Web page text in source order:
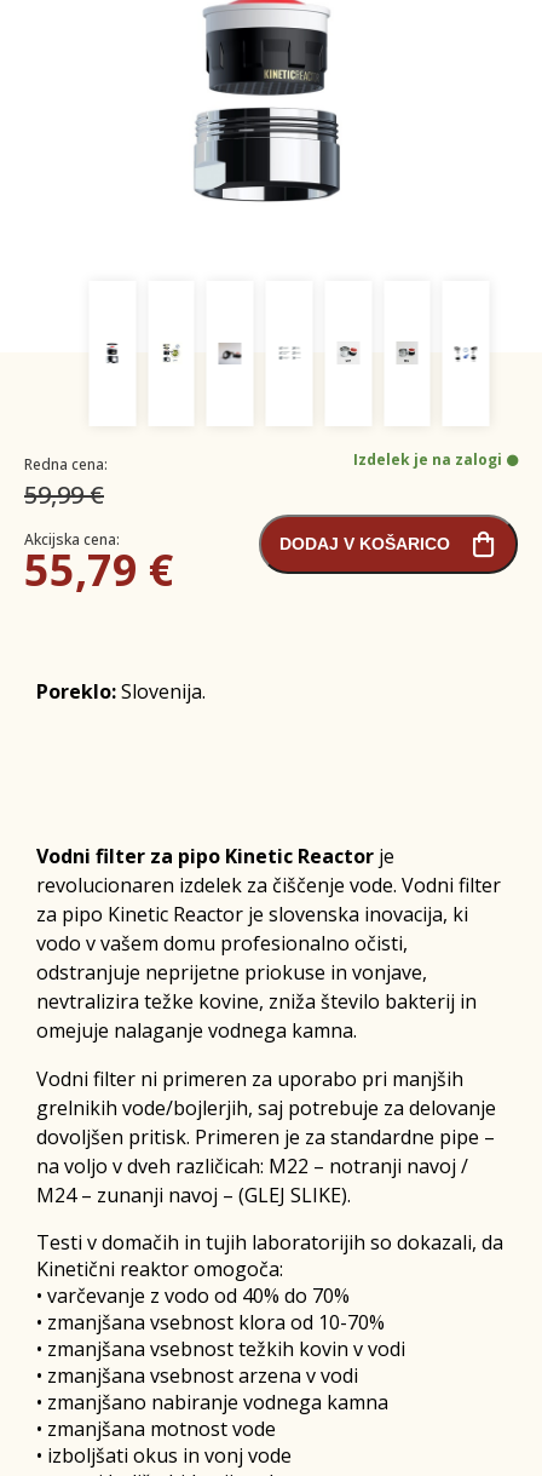
Redna cena:
59,99 €
Akcijska cena:
55,79 €
Izdelek je na zalogi
DODAJ V KOŠARICO
Poreklo:Slovenija.
Vodni filter za pipo Kinetic Reactor je
revolucionaren izdelek za čiščenje vode. Vodni filter
za pipo Kinetic Reactor je slovenska inovacija, ki
vodo v vašem domu profesionalno očisti,
odstranjuje neprijetne priokuse in vonjave,
nevtralizira težke kovine, zniža število bakterij in
omejuje nalaganje vodnega kamna.
Vodni filter ni primeren za uporabo pri manjših
grelnikih vode/bojlerjih, saj potrebuje za delovanje
dovoljšen pritisk. Primeren je za standardne pipe –
na voljo v dveh različicah: M22 – notranji navoj /
M24 – zunanji navoj – (GLEJ SLIKE).
Testi v domačih in tujih laboratorijih so dokazali, da
Kinetični reaktor omogoča:
• varčevanje z vodo od 40% do 70%
• zmanjšana vsebnost klora od 10-70%
• zmanjšana vsebnost težkih kovin v vodi
• zmanjšana vsebnost arzena v vodi
• zmanjšano nabiranje vodnega kamna
• zmanjšana motnost vode
• izboljšati okus in vonj vode